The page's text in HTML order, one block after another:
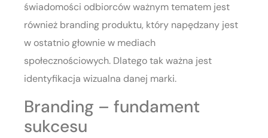
świadomości odbiorców ważnym tematem jest
również branding produktu, który napędzany jest
w ostatnio głownie w mediach
społecznościowych. Dlatego tak ważna jest
identyfikacja wizualna danej marki.
Branding – fundament
sukcesu